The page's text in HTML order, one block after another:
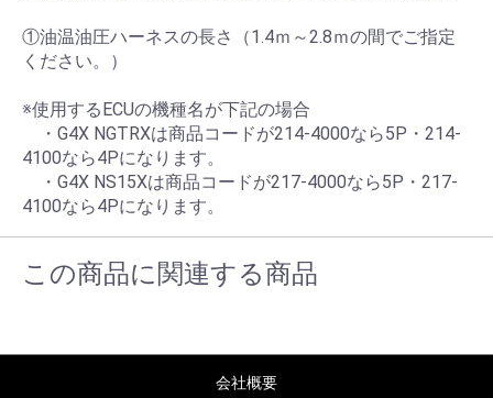
①油温油圧ハーネスの長さ（1.4ｍ～2.8ｍの間でご指定
ください。）
※使用するECUの機種名が下記の場合
・G4X NGTRXは商品コードが214-4000なら5P・214-
4100なら4Pになります。
・G4X NS15Xは商品コードが217-4000なら5P・217-
4100なら4Pになります。
この商品に関連する商品
会社概要